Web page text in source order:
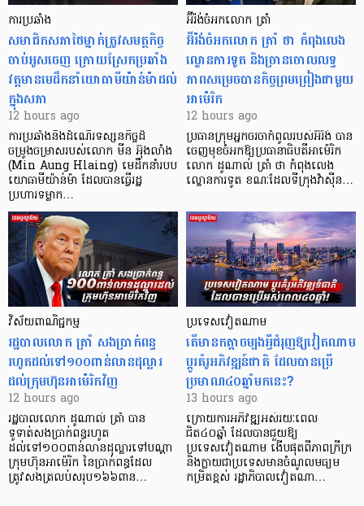
ការប្រឆាំង
សមាជិកសភាថៃម្នាក់ត្រូវសមត្ថកិច្ច
ចាប់អូសចេញ ក្រោយស្រែកប្រឆាំង
វត្តមានមេដឹកនាំយោធាមីយ៉ាន់ម៉ាដល់
ក្នុងសភា
12 hours ago
ការប្រឆាំងនឹងដំណើរទស្សនកិច្ចដ៏
ចម្រូងចម្រាសរបស់លោក មីន អ៊ុងលាំង
(Min Aung Hlaing) មេដឹកនាំរបប
យោធាមីយ៉ាន់ម៉ា ដែលបានធ្វើរដ្ឋ
ប្រហារទម្លាក…
អ៊ីរ៉ង់ចំអកលោក ត្រាំ
អ៊ីរ៉ង់ចំអកលោក ត្រាំ ថា កំពុងលេង
ល្ខោនការទូត និងច្រានចោលលទ្ធ
ភាពសម្រេចបានកិច្ចព្រមព្រៀងជាមួយ
អាម៉េរិក
12 hours ago
ប្រធានក្រុមអ្នកចរចាកំពូលរបស់អ៊ីរ៉ង់ បាន
ចេញមុខចំអកឱ្យប្រធានាធិបតីអាម៉េរិក
លោក ដូណាល់ ត្រាំ ថា កំពុងលេង
ល្ខោនការទូត ខណៈដែលទីក្រុងវ៉ាស៊ីន…
វិស័យ​ពាណិជ្ជកម្ម
រដ្ឋបាលលោក ត្រាំ សងប្រាក់ពន្ធ
រហូតដល់ទៅ១០០ពាន់លានដុល្លារ
ដល់ក្រុមហ៊ុនអាម៉េរិកវិញ
12 hours ago
រដ្ឋបាលលោក ដូណាល់ ត្រាំ បាន​
ទូទាត់សងប្រាក់ពន្ធរហូត
ដល់ទៅ១០០ពាន់លានដុល្លារទៅបណ្ដា
ក្រុមហ៊ុនអាម៉េរិក នៃប្រាក់ពន្ធដែល
ត្រូវសងត្រលប់សរុប១៦៦ពាន…
ប្រទេសវៀតណាម
តើមានកត្តាចម្បងអ្វីជំរុញឱ្យវៀតណាម
ប្តូរគំរូអភិវឌ្ឍន៍ជាតិ ដែលបានប្រើ
ប្រមាណ៤០ឆ្នាំមកនេះ?
13 hours ago
ក្រោយការអភិវឌ្ឍអស់រយៈពេល
ជិត៤០ឆ្នាំ ដែលបានជួយឱ្យ​
ប្រទេសវៀតណាម ងើប​ផុតពីភាពក្រីក្រ
និងក្លាយជាប្រទេសមានចំណូលមធ្យម
កម្រិតខ្ពស់ រដ្ឋាភិបាលវៀតណា…